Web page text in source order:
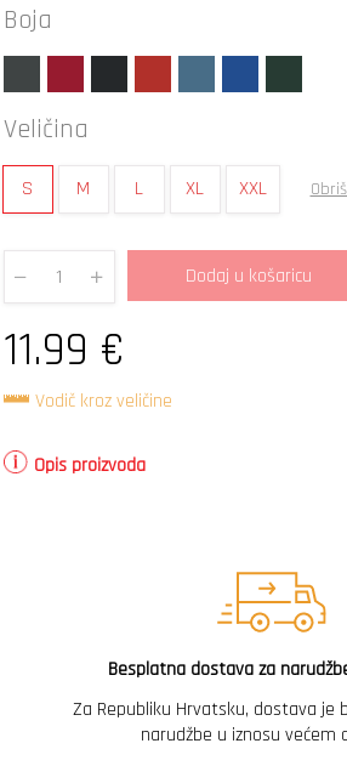
Boja
Veličina
S M L XL XXL
Quantity
Dodaj u košaricu
11.99 €
Vodič kroz veličine
Opis proizvoda
Besplatna dostava za
Za Republiku Hrvatsku, dostava je
narudžbe u iznosu većem